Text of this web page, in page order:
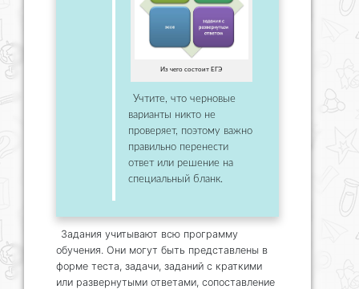
Из чего состоит ЕГЭ
Учтите, что черновые
варианты никто не
проверяет, поэтому важно
правильно перенести
ответ или решение на
специальный бланк.
Задания учитывают всю программу
обучения. Они могут быть представлены в
форме теста, задачи, заданий с краткими
или развернутыми ответами, сопоставление